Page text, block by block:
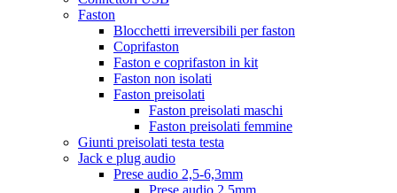
Faston
Blocchetti irreversibili per faston
Coprifaston
Faston e coprifaston in kit
Faston non isolati
Faston preisolati
Faston preisolati maschi
Faston preisolati femmine
Giunti preisolati testa testa
Jack e plug audio
Prese audio 2,5-6,3mm